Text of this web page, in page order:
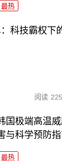
最热
科技霸权下
阅读
国极端高温
与科学预防
最热